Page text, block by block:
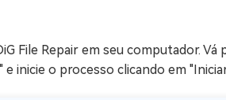
File Repair em seu computador. Vá
inicie o processo clicando em